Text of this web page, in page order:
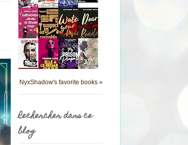
NyxShadow's favorite books »
Rechercher dans ce
blog